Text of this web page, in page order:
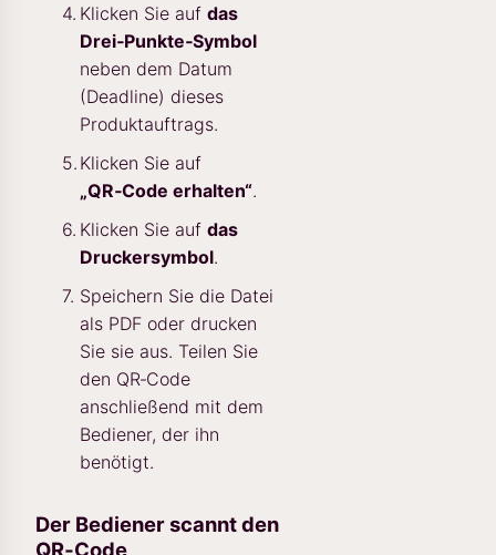
Klicken Sie auf das
Drei‑Punkte‑Symbol
neben dem Datum
(Deadline) dieses
Produktauftrags.
Klicken Sie auf
„QR‑Code erhalten“.
Klicken Sie auf das
Druckersymbol.
Speichern Sie die Datei
als PDF oder drucken
Sie sie aus. Teilen Sie
den QR‑Code
anschließend mit dem
Bediener, der ihn
benötigt.
Der Bediener scannt den
QR‑Code